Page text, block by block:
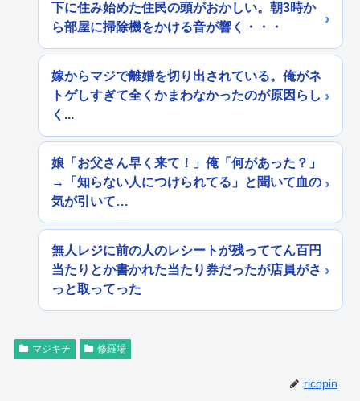
下に住み始めた住民の頭がおかしい。朝3時か
ら部屋に掃除機をかける音が響く・・・
嫁からマジで離婚を切り出されている。俺がネ
トゲしすぎて全くかまわなかったのが原因らし
く...
娘「お父さん早く来て！」俺「何があった？」
→「知らない人につけられてる」と聞いて血の
気が引いて…
無人レジに前の人のレシートが残っててん百円
当たりとか書かれた当たり券だったが店員がさ
っと取ってった
マジキチ 修羅場
ricopin